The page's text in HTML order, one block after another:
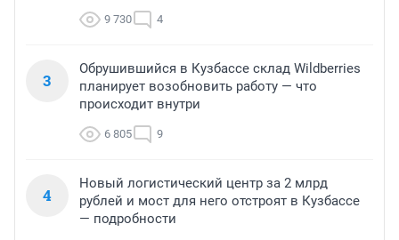
9 730 4
3
Обрушившийся в Кузбассе склад Wildberries
планирует возобновить работу — что
происходит внутри
6 805 9
4
Новый логистический центр за 2 млрд
рублей и мост для него отстроят в Кузбассе
— подробности